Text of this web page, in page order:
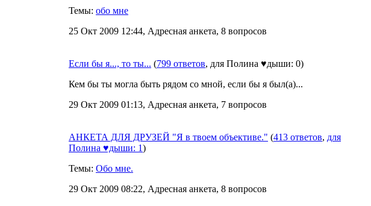
Темы: обо мне
25 Окт 2009 12:44, Адресная анкета, 8 вопросов
Если бы я..., то ты... (799 ответов, для Полина ♥дыши: 0)
Кем бы ты могла быть рядом со мной, если бы я был(а)...
29 Окт 2009 01:13, Адресная анкета, 7 вопросов
АНКЕТА ДЛЯ ДРУЗЕЙ "Я в твоем объективе." (413 ответов, для
Полина ♥дыши: 1)
Темы: Обо мне.
29 Окт 2009 08:22, Адресная анкета, 8 вопросов